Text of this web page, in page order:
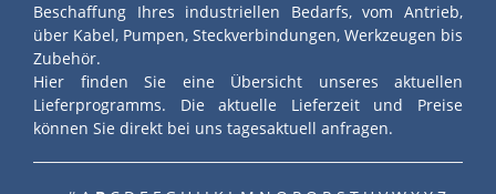
Beschaffung Ihres industriellen Bedarfs, vom Antrieb,
über Kabel, Pumpen, Steckverbindungen, Werkzeugen bis
Zubehör.
Hier finden Sie eine Übersicht unseres aktuellen
Lieferprogramms. Die aktuelle Lieferzeit und Preise
können Sie direkt bei uns tagesaktuell anfragen.